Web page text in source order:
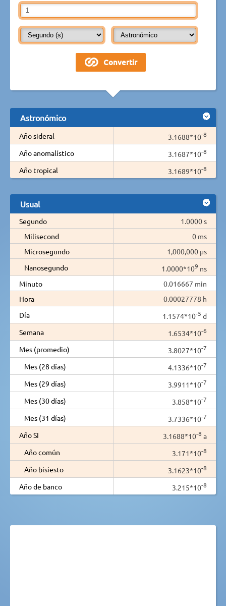
Astronómico
Año sideral 3.1688*10-8
Año anomalístico 3.1687*10-8
Año tropical 3.1689*10-8
Usual
Segundo
1.0000 s
Milisecond
0 ms
Microsegundo
1,000,000 µs
Nanosegundo
1.0000*109 ns
Minuto
0.016667 min
Hora
0.00027778 h
Día
1.1574*10-5 d
Semana
1.6534*10-6
Mes (promedio) 3.8027*10-7
Mes (28 días) 4.1336*10-7
Mes (29 días) 3.9911*10-7
Mes (30 días) 3.858*10-7
Mes (31 días) 3.7336*10-7
Año SI 3.1688*10-8 a
Año común
3.171*10-8
Año bisiesto 3.1623*10-8
Año de banco 3.215*10-8